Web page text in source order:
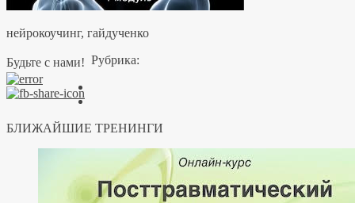
нейрокоучинг, гайдученко
Будьте с нами! Рубрика:
БЛИЖАЙШИЕ ТРЕНИНГИ